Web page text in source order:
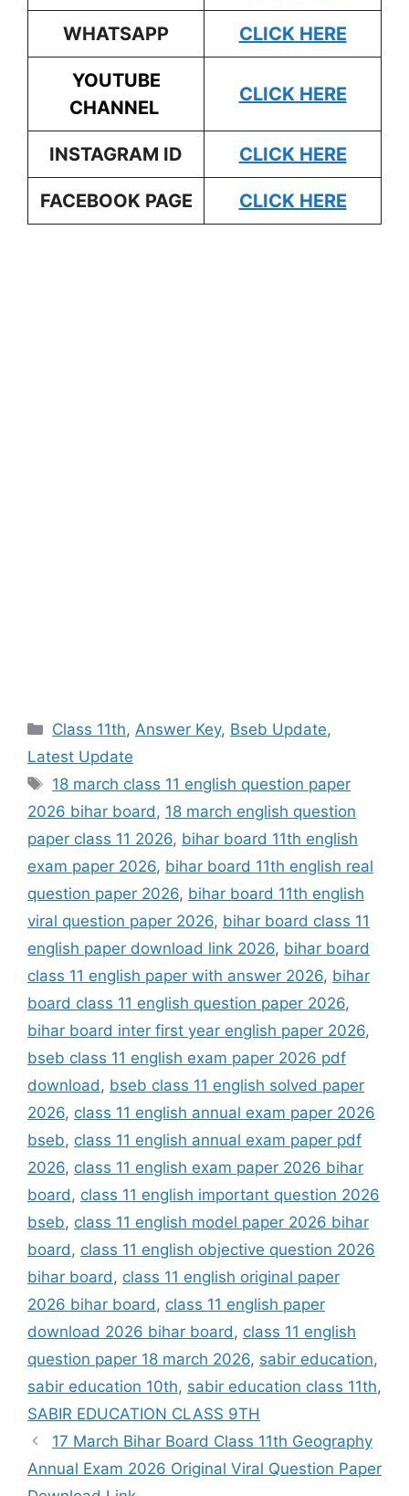
WHATSAPP CLICK HERE
YOUTUBE
CHANNEL
CLICK HERE
INSTAGRAM ID CLICK HERE
FACEBOOK PAGE CLICK HERE
Categories
Class 11th, Answer Key, Bseb Update,
Latest Update
Tags
18 march class 11 english question paper
2026 bihar board , 18 march english question
paper class 11 2026, bihar board 11th english
exam paper 2026, bihar board 11th english real
question paper 2026, bihar board 11th english
viral question paper 2026, bihar board class 11
english paper download link 2026, bihar board
class 11 english paper with answer 2026, bihar
board class 11 english question paper 2026,
bihar board inter first year english paper 2026,
bseb class 11 english exam paper 2026 pdf
download , bseb class 11 english solved paper
2026, class 11 english annual exam paper 2026
bseb, class 11 english annual exam paper pdf
2026, class 11 english exam paper 2026 bihar
board , class 11 english important question 2026
bseb, class 11 english model paper 2026 bihar
board , class 11 english objective question 2026
bihar board , class 11 english original paper
2026 bihar board , class 11 english paper
download 2026 bihar board , class 11 english
question paper 18 march 2026, sabir education,
sabir education 10th, sabir education class 11th,
SABIR EDUCATION CLASS 9TH
17 March Bihar Board Class 11th Geography
Annual Exam 2026 Original Viral Question Paper